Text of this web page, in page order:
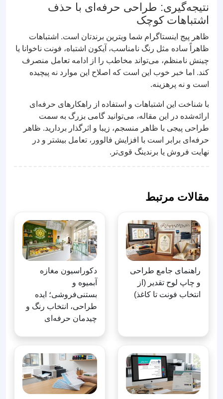
نتیجه‌گیری: طراحی حرفه‌ای با حذف
اشتباهات کوچک
ظاهر پیج اینستاگرام شما ویترین برندتان است. اشتباهات
ظاهراً ساده مثل رنگ نامناسب، آیکون اشتباه، فونت ناخوانا یا
چینش نامنظم، می‌تواند مخاطب را از ادامه تعامل منصرف
کند. اما خبر خوب این است که اصلاح این موارد نه پیچیده
است و نه پرهزینه.
با شناخت این اشتباهات و استفاده از راهکارهای حرفه‌ای
ارائه‌شده در این مقاله، می‌توانید گامی بزرگ به سمت
طراحی پیجی با ظاهر منسجم، زیبا و اثرگذار بردارید. ظاهر
حرفه‌ای برابر است با افزایش فالوور، تعامل بیشتر و در
نهایت فروش یا برندینگ قوی‌تر.
مقالات مرتبط
راهنمای جامع طراحی
و چاپ لوح تقدیر (از
انتخاب فونت تا کاغذ)
دکوراسیون مغازه
آبمیوه و
بستنی‌فروشی؛ ایده
طراحی، انتخاب رنگ و
چیدمان حرفه‌ای